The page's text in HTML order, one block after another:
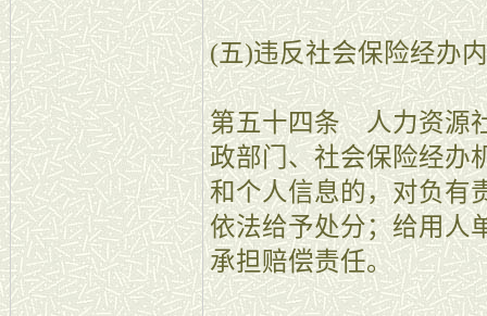
(五)违反社会保险经办
第五十四条 人力资源
政部门、社会保险经办
和个人信息的，对负有
依法给予处分；给用人
承担赔偿责任。